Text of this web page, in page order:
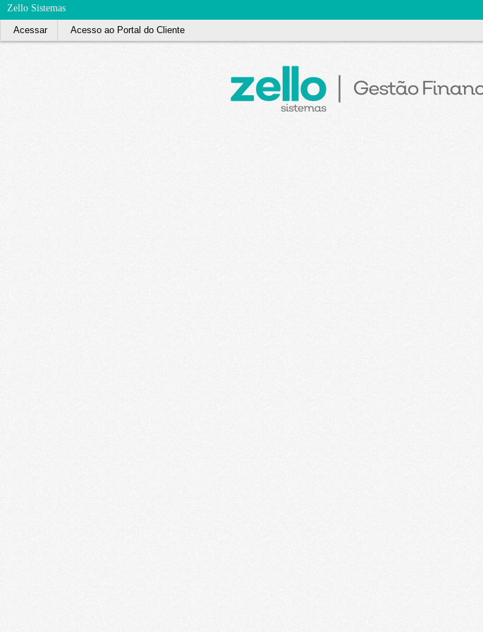
Zello Sistemas
Acessar Acesso ao Portal do Cliente